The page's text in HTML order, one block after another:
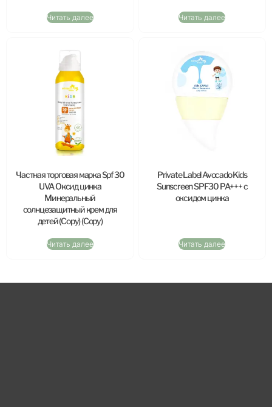
Читать далее Читать далее
Частная торговая марка Spf 30
UVA Оксид цинка
Минеральный
солнцезащитный крем для
детей (Copy) (Copy)
Читать далее
Private Label Avocado Kids
Sunscreen SPF30 PA+++ с
оксидом цинка
Читать далее